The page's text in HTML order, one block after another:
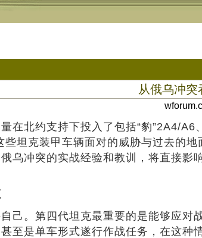
从俄乌冲突
在北约支持下投入了包括“豹”2A4/
些坦克装甲车辆面对的威胁与过去的
乌冲突的实战经验和教训，将直接
己。第四代坦克最重要的是能够应对
至是单车形式遂行作战任务，在这种